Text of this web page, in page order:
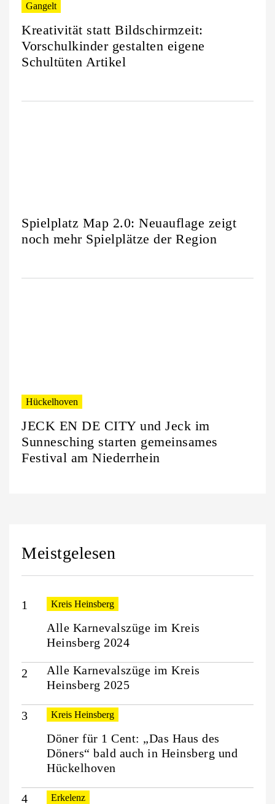
Gangelt
Kreativität statt Bildschirmzeit:
Vorschulkinder gestalten eigene
Schultüten Artikel
Spielplatz Map 2.0: Neuauflage zeigt
noch mehr Spielplätze der Region
Hückelhoven
JECK EN DE CITY und Jeck im
Sunnesching starten gemeinsames
Festival am Niederrhein
Meistgelesen
Kreis Heinsberg
Alle Karnevalszüge im Kreis
Heinsberg 2024
Alle Karnevalszüge im Kreis
Heinsberg 2025
Kreis Heinsberg
Döner für 1 Cent: „Das Haus des
Döners“ bald auch in Heinsberg und
Hückelhoven
Erkelenz